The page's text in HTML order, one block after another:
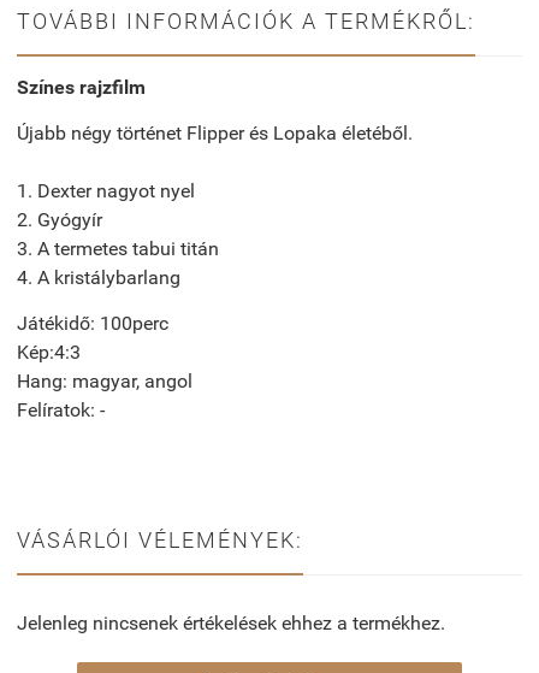
TOVÁBBI INFORMÁCIÓK A TERMÉKRŐL:
Színes rajzfilm
Újabb négy történet Flipper és Lopaka életéből.
1. Dexter nagyot nyel
2. Gyógyír
3. A termetes tabui titán
4. A kristálybarlang
Játékidő: 100perc
Kép:4:3
Hang: magyar, angol
Felíratok: -
VÁSÁRLÓI VÉLEMÉNYEK:
Jelenleg nincsenek értékelések ehhez a termékhez.